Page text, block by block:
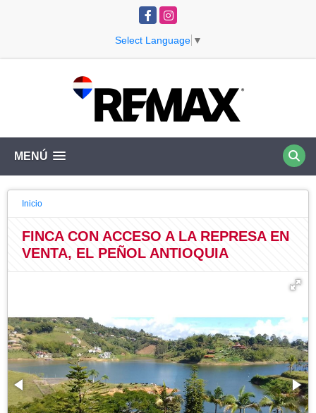
FacebookInstagram
Select Language ▼
MENÚ
Inicio
FINCA CON ACCESO A LA REPRESA EN
VENTA, EL PEÑOL ANTIOQUIA